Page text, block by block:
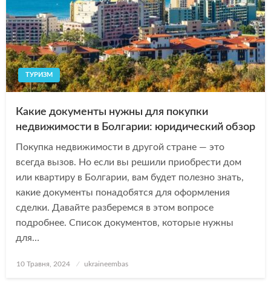
ТУРИЗМ
Какие документы нужны для покупки
недвижимости в Болгарии: юридический обзор
Покупка недвижимости в другой стране — это
всегда вызов. Но если вы решили приобрести дом
или квартиру в Болгарии, вам будет полезно знать,
какие документы понадобятся для оформления
сделки. Давайте разберемся в этом вопросе
подробнее. Список документов, которые нужны
для…
Опубліковано
10 Травня, 2024 ukraineembas